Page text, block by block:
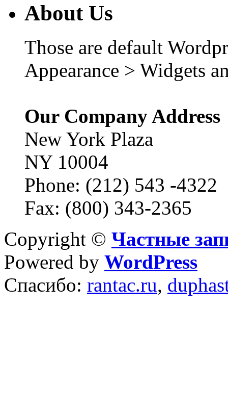
About Us
Those are default
Appearance > Widgets
Our Company Address
New York Plaza
NY 10004
Phone: (212) 543 -4322
Fax: (800) 343-2365
Copyright © Частные
Powered by WordPress
Спасибо: rantac.ru,